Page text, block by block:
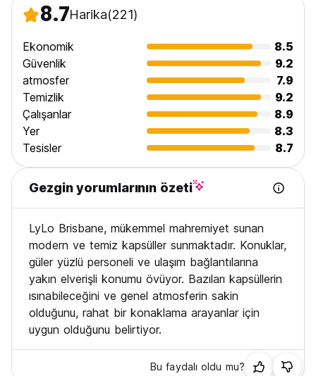
8.7Harika(221)
Ekonomik
8.5
Güvenlik
9.2
atmosfer
7.9
Temizlik
9.2
Çalışanlar
8.9
Yer
8.3
Tesisler
8.7
Gezgin yorumlarının özeti
LyLo Brisbane, mükemmel mahremiyet sunan
modern ve temiz kapsüller sunmaktadır. Konuklar,
güler yüzlü personeli ve ulaşım bağlantılarına
yakın elverişli konumu övüyor. Bazıları kapsüllerin
ısınabileceğini ve genel atmosferin sakin
olduğunu, rahat bir konaklama arayanlar için
uygun olduğunu belirtiyor.
Bu faydalı oldu mu?